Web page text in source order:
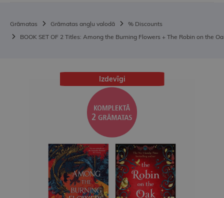
Grāmatas Grāmatas angļu valodā
% Discounts
BOOK SET OF 2 Titles: Among the Burning Flowers + The Robin on the
Izdevīgi